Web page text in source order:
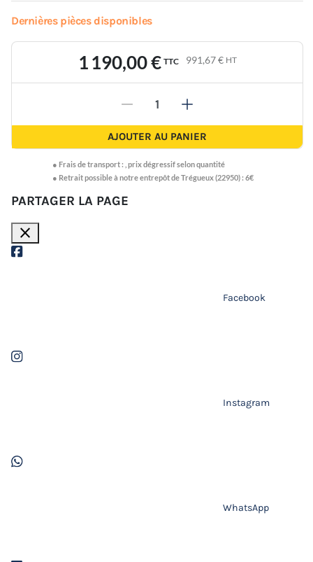
Dernières pièces disponibles
1 190,00 € TTC 991,67 € HT
- +
AJOUTER AU PANIER
● Frais de transport : prix dégressif selon quantité
● Retrait possible à notre entrepôt de Trégueux (22950) : 6€
PARTAGER LA PAGE
close
Facebook
Instagram
WhatsApp